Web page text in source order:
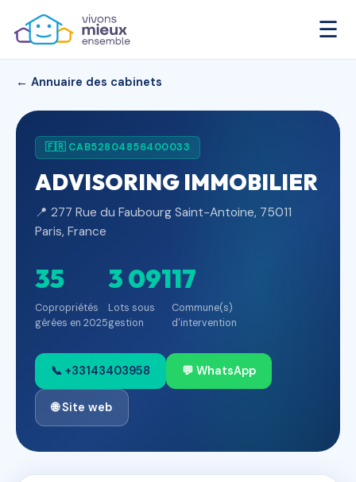
☰
← Annuaire des cabinets
🇫🇷 CAB52804856400033
ADVISORING IMMOBILIER
📍 277 Rue du Faubourg Saint-Antoine, 75011
Paris, France
35
Copropriétés
gérées en 2025
3 091
Lots sous
gestion
17
Commune(s)
d'intervention
📞 +33143403958 💬 WhatsApp
🌐 Site web